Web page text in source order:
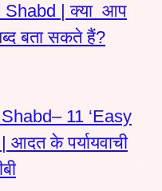
Shabd | क्या आप
बता सकते हैं?
11 ‘Easy
के पर्यायवाची